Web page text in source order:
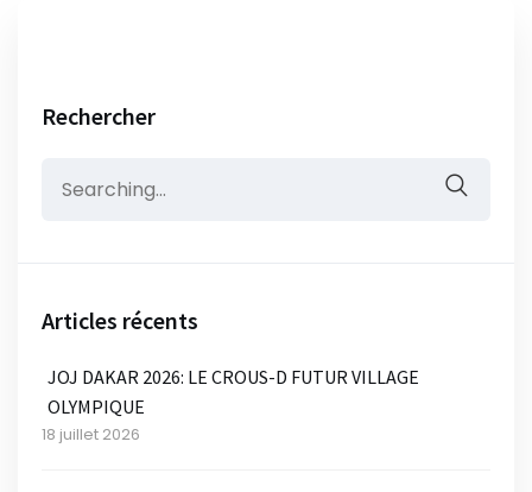
Rechercher
for:
Articles récents
JOJ DAKAR 2026: LE CROUS-D FUTUR VILLAGE
OLYMPIQUE
18 juillet 2026